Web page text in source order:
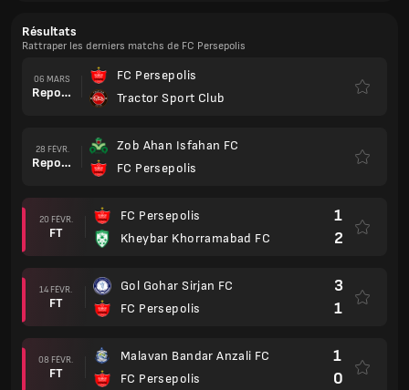
Résultats
Rattraper les derniers matchs de FC Persepolis
06 MARS
Reporté
FC Persepolis
Tractor Sport Club
28 FÉVR.
Reporté
Zob Ahan Isfahan FC
FC Persepolis
20 FÉVR.
FT
FC Persepolis
Kheybar Khorramabad FC
1
2
14 FÉVR.
FT
Gol Gohar Sirjan FC
FC Persepolis
3
1
08 FÉVR.
FT
Malavan Bandar Anzali FC
FC Persepolis
1
0